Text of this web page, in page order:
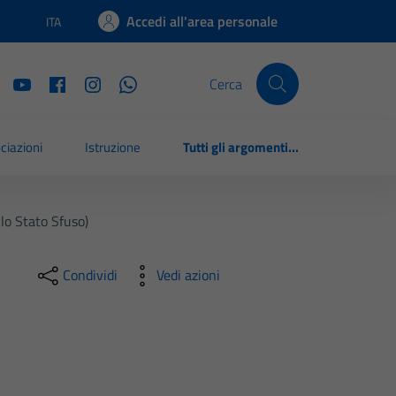
Lingua attiva:
ITA Accedi all'area personale
Cerca
Istruzione Tutti gli argomenti...
Stato Sfuso)
Condividi Vedi azioni